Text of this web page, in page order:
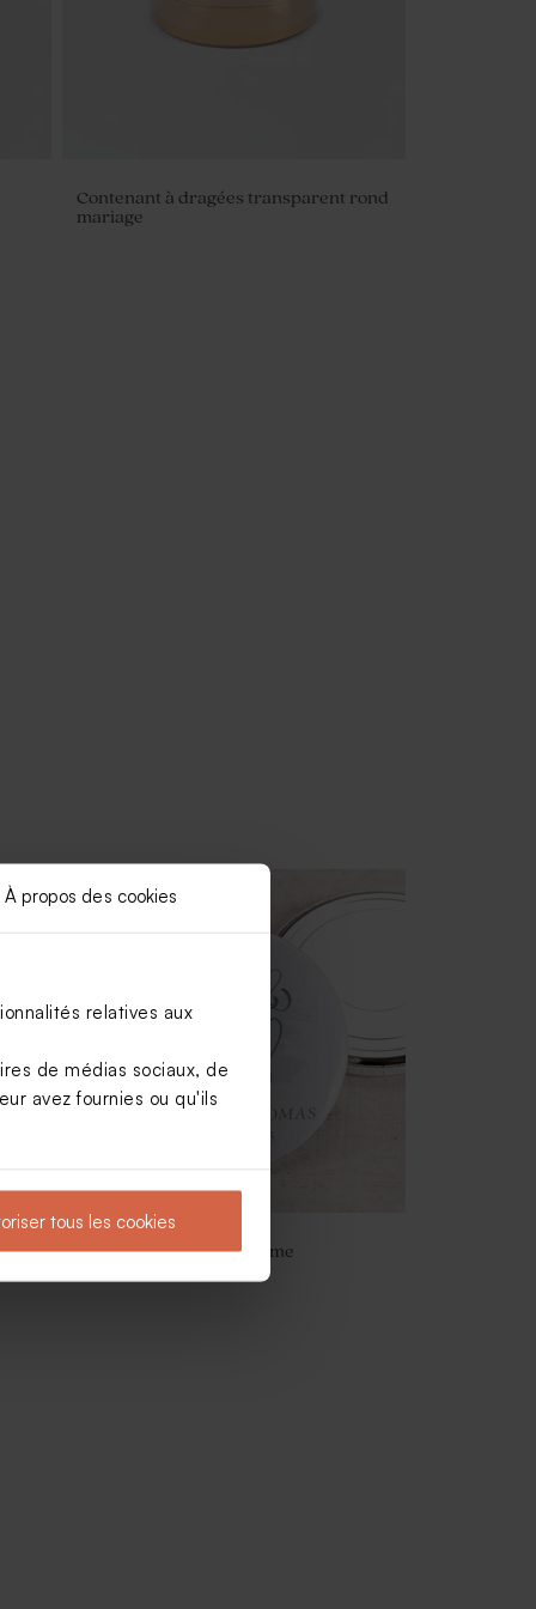
À propos des cookies
relatives aux
de médias sociaux, de
avez fournies ou qu'ils
tous les cookies
Contenant à dragées transparent rond
mariage
Magnet mariage M. et Mme